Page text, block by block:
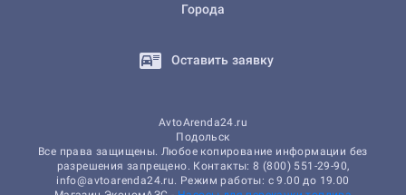
Города
Оставить заявку
AvtoArenda24.ru
Подольск
Все права защищены. Любое копирование информации без
разрешения запрещено. Контакты: 8 (800) 551-29-90,
info@avtoarenda24.ru. Режим работы: с 9.00 до 19.00